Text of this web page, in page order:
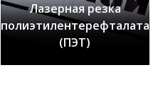
Лазерная резка
полиэтилентерефталата
(ПЭТ)